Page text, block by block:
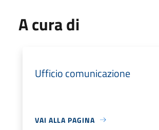
A cura di
Ufficio comunicazione
VAI ALLA PAGINA